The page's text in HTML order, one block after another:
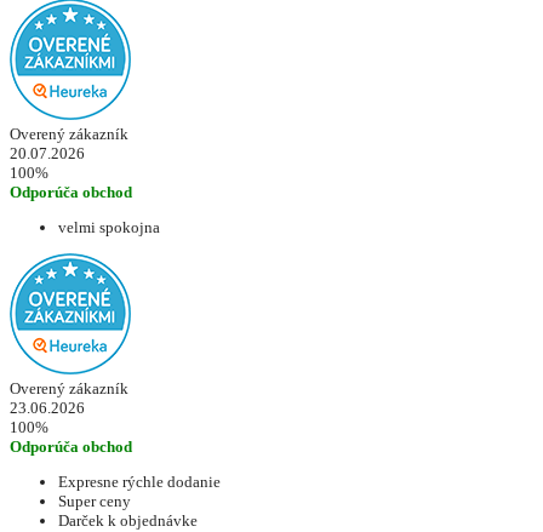
Overený zákazník
20.07.2026
100%
Odporúča obchod
velmi spokojna
Overený zákazník
23.06.2026
100%
Odporúča obchod
Expresne rýchle dodanie
Super ceny
Darček k objednávke